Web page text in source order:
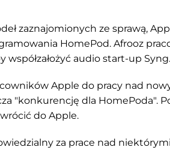
zaznajomionych ze sprawą,
HomePod. Afrooz
współzałożyć audio start-up Syng.
Apple do pracy nad
"konkurencję dla HomePoda".
do Apple.
za prace nad